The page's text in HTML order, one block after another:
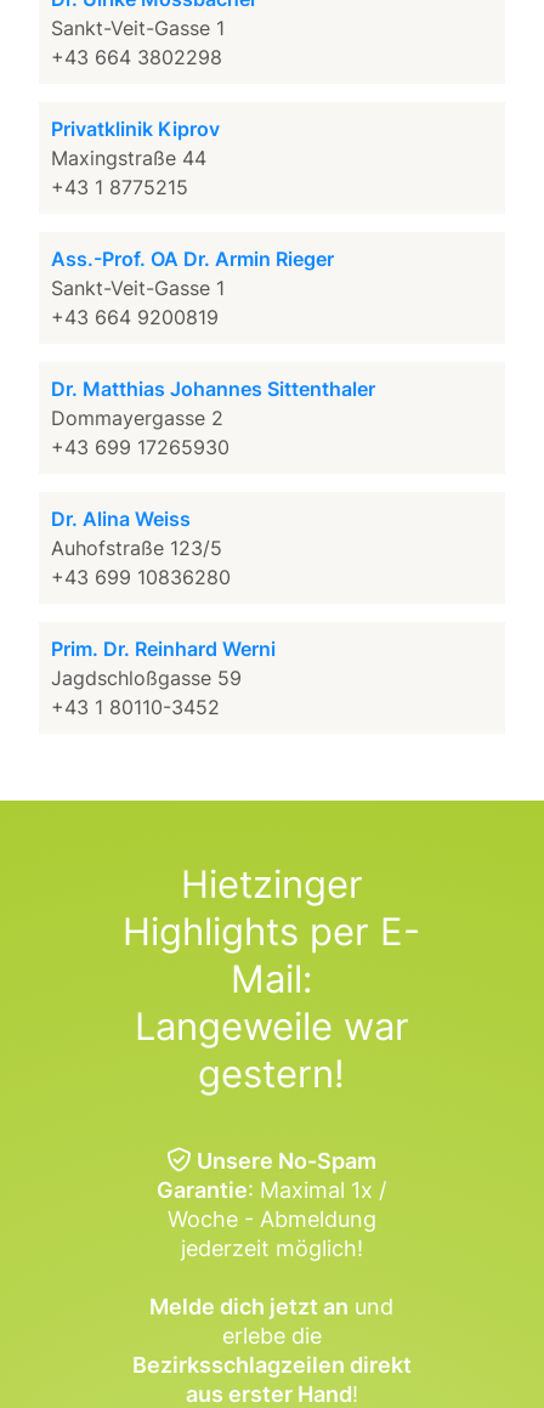
Sankt-Veit-Gasse 1
+43 664 3802298
Privatklinik Kiprov
Maxingstraße 44
+43 1 8775215
Ass.-Prof. OA Dr. Armin Rieger
Sankt-Veit-Gasse 1
+43 664 9200819
Dr. Matthias Johannes Sittenthaler
Dommayergasse 2
+43 699 17265930
Dr. Alina Weiss
Auhofstraße 123/5
+43 699 10836280
Prim. Dr. Reinhard Werni
Jagdschloßgasse 59
+43 1 80110-3452
Hietzinger
Highlights per E-
Mail:
Langeweile war
gestern!
Unsere No-Spam
Garantie: Maximal 1x /
Woche - Abmeldung
jederzeit möglich!
Melde dich jetzt an und
erlebe die
Bezirksschlagzeilen direkt
aus erster Hand!